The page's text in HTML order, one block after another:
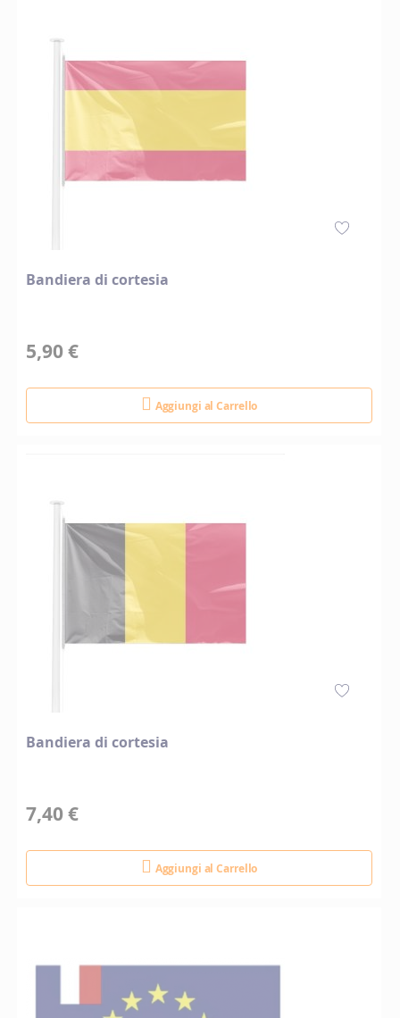
Bandiera di cortesia
5,90 €
Aggiungi al Carrello
Bandiera di cortesia
7,40 €
Aggiungi al Carrello